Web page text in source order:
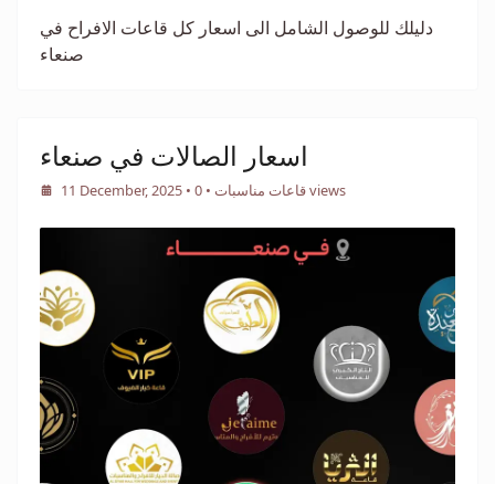
دليلك للوصول الشامل الى اسعار كل قاعات الافراح في
صنعاء
اسعار الصالات في صنعاء
11 December, 2025 • قاعات مناسبات• 0 views